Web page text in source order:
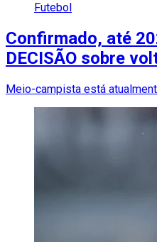
Futebol
Confirmado, até
DECISÃO sobre
Meio-campista está